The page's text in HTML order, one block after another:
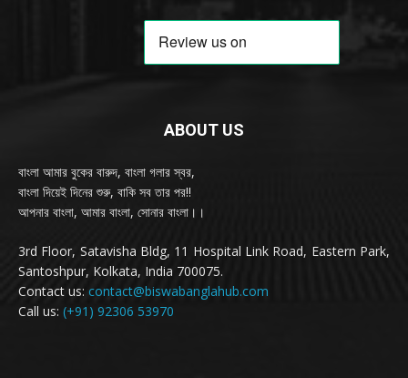
ABOUT US
বাংলা আমার বুকের বারুদ, বাংলা গলার স্বর,
বাংলা দিয়েই দিনের শুরু, বাকি সব তার পর!!
আপনার বাংলা, আমার বাংলা, সোনার বাংলা।।
3rd Floor, Satavisha Bldg, 11 Hospital Link Road, Eastern Park,
Santoshpur, Kolkata, India 700075.
Contact us: contact@biswabanglahub.com
Call us: (+91) 92306 53970